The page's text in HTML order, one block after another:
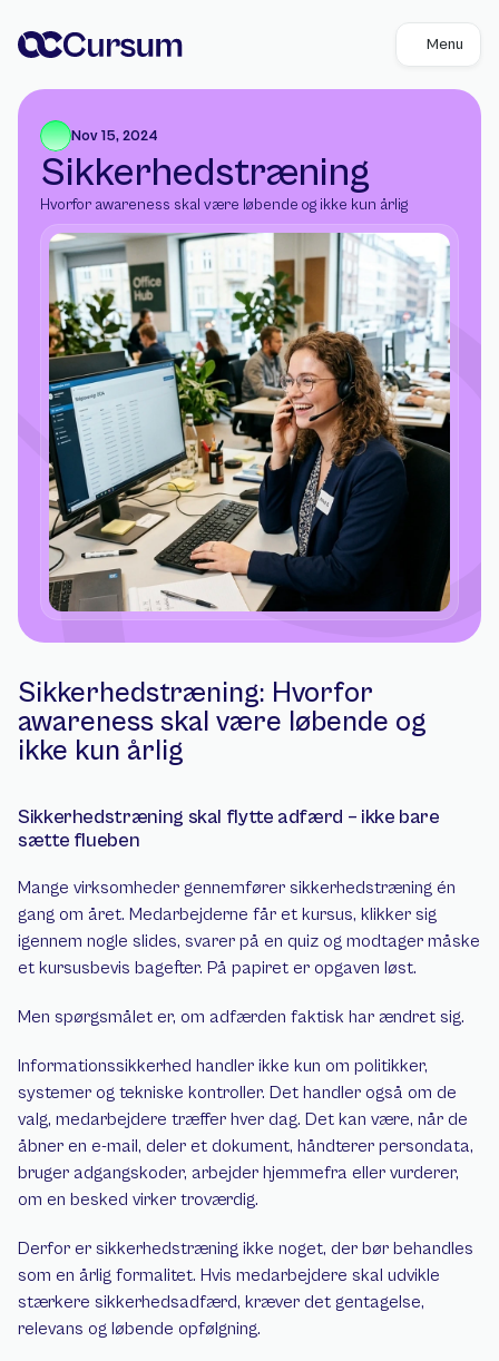
Nov 15, 2024
Sikkerhedstræning
Hvorfor awareness skal være løbende og ikke kun årlig
Sikkerhedstræning: Hvorfor
awareness skal være løbende og
ikke kun årlig
Sikkerhedstræning skal flytte adfærd – ikke bare
sætte flueben
Mange virksomheder gennemfører sikkerhedstræning én
gang om året. Medarbejderne får et kursus, klikker sig
igennem nogle slides, svarer på en quiz og modtager måske
et kursusbevis bagefter. På papiret er opgaven løst.
Men spørgsmålet er, om adfærden faktisk har ændret sig.
Informationssikkerhed handler ikke kun om politikker,
systemer og tekniske kontroller. Det handler også om de
valg, medarbejdere træffer hver dag. Det kan være, når de
åbner en e-mail, deler et dokument, håndterer persondata,
bruger adgangskoder, arbejder hjemmefra eller vurderer,
om en besked virker troværdig.
Derfor er sikkerhedstræning ikke noget, der bør behandles
som en årlig formalitet. Hvis medarbejdere skal udvikle
stærkere sikkerhedsadfærd, kræver det gentagelse,
relevans og løbende opfølgning.
Menu